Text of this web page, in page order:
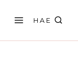
HAE